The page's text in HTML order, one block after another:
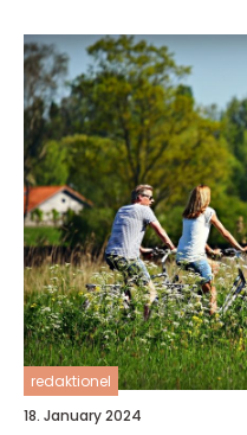
redaktionel
18. January 2024